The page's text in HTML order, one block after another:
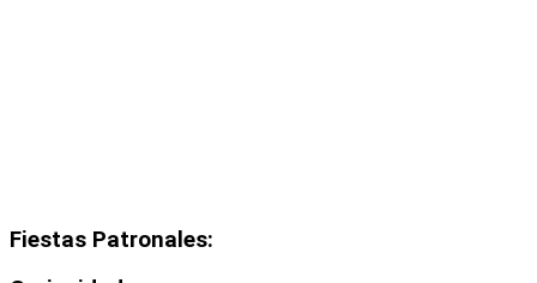
Fiestas Patronales: